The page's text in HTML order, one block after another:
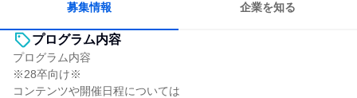
募集情報 企業を知る
プログラム内容
プログラム内容
※28卒向け※
コンテンツや開催日程については